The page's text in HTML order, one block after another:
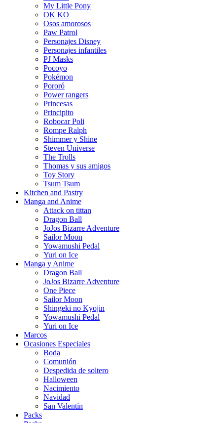
My Little Pony
OK KO
Osos amorosos
Paw Patrol
Personajes Disney
Personajes infantiles
PJ Masks
Pocoyo
Pokémon
Pororó
Power rangers
Princesas
Principito
Robocar Poli
Rompe Ralph
Shimmer y Shine
Steven Universe
The Trolls
Thomas y sus amigos
Toy Story
Tsum Tsum
Kitchen and Pastry
Manga and Anime
Attack on tittan
Dragon Ball
JoJos Bizarre Adventure
Sailor Moon
Yowamushi Pedal
Yuri on Ice
Manga y Anime
Dragon Ball
JoJos Bizarre Adventure
One Piece
Sailor Moon
Shingeki no Kyojin
Yowamushi Pedal
Yuri on Ice
Marcos
Ocasiones Especiales
Boda
Comunión
Despedida de soltero
Halloween
Nacimiento
Navidad
San Valentín
Packs